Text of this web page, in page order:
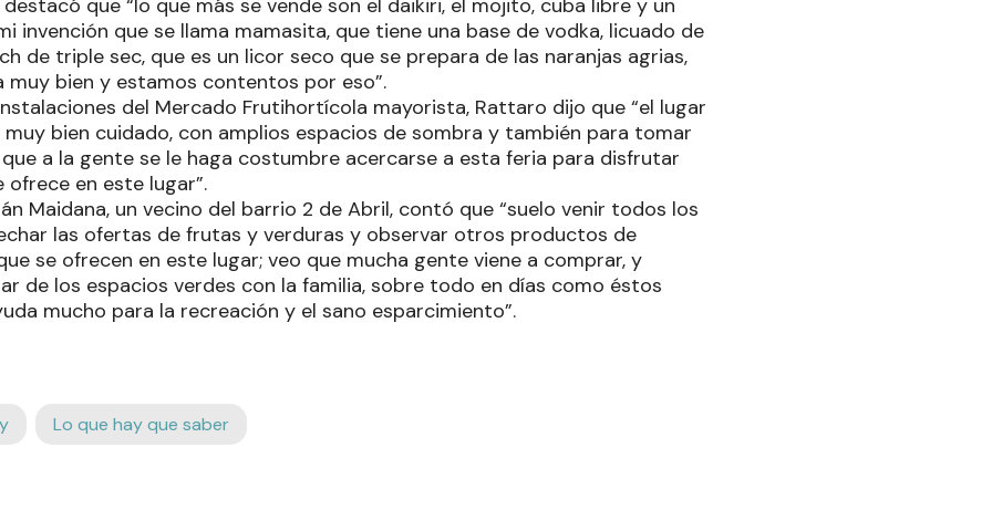
que “lo que más se vende son el daikiri, el mojito, cuba libre y un
invención que se llama mamasita, que tiene una base de vodka, licuado de
de triple sec, que es un licor seco que se prepara de las naranjas agrias,
muy bien y estamos contentos por eso”.
del Mercado Frutihortícola mayorista, Rattaro dijo que “el lugar
bien cuidado, con amplios espacios de sombra y también para tomar
a la gente se le haga costumbre acercarse a esta feria para disfrutar
en este lugar”.
Maidana, un vecino del barrio 2 de Abril, contó que “suelo venir todos los
las ofertas de frutas y verduras y observar otros productos de
se ofrecen en este lugar; veo que mucha gente viene a comprar, y
de los espacios verdes con la familia, sobre todo en días como éstos
mucho para la recreación y el sano esparcimiento”.
Lo que hay que saber